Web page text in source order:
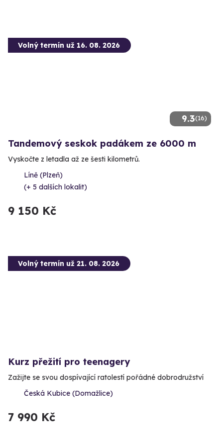
9.3(16)
Volný termín už 16. 08. 2026
Tandemový seskok padákem ze 6000 m
Vyskočte z letadla až ze šesti kilometrů.
Líně (Plzeň)
(+ 5 dalších lokalit)
9 150 Kč
Volný termín už 21. 08. 2026
Kurz přežití pro teenagery
Zažijte se svou dospívající ratolestí pořádné dobrodružství
Česká Kubice (Domažlice)
7 990 Kč